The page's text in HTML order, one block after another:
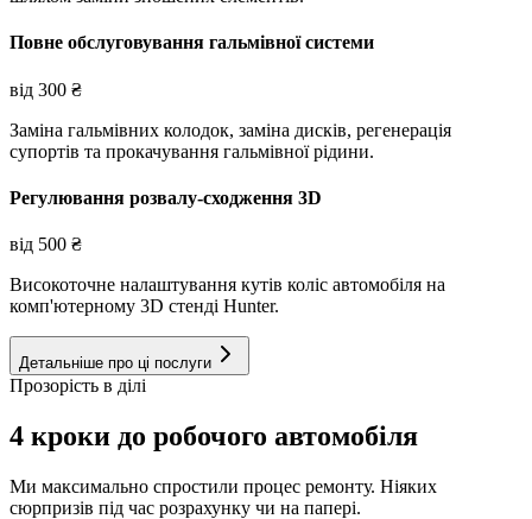
Повне обслуговування гальмівної системи
від 300 ₴
Заміна гальмівних колодок, заміна дисків, регенерація
супортів та прокачування гальмівної рідини.
Регулювання розвалу-сходження 3D
від 500 ₴
Високоточне налаштування кутів коліс автомобіля на
комп'ютерному 3D стенді Hunter.
Детальніше про ці послуги
Прозорість в ділі
4 кроки до робочого автомобіля
Ми максимально спростили процес ремонту. Ніяких
сюрпризів під час розрахунку чи на папері.